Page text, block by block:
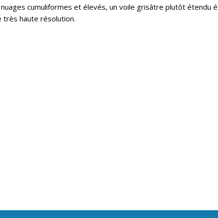
cumuliformes et élevés, un voile grisâtre plutôt étendu
très haute résolution.